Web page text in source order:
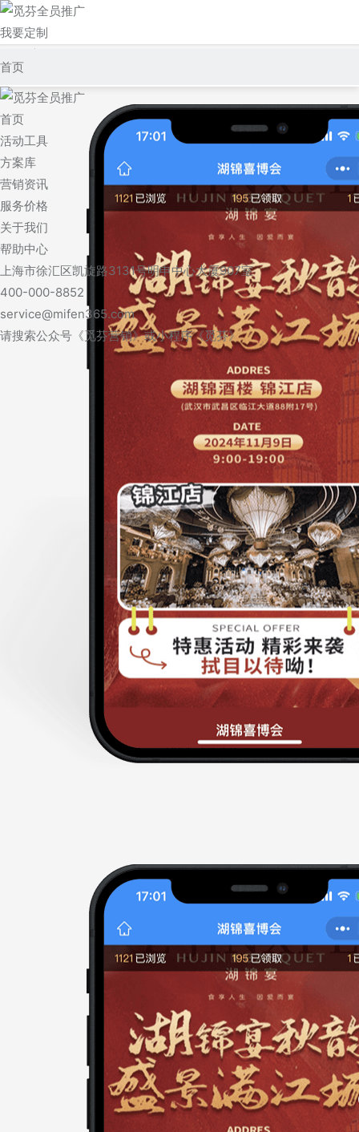
首页
活动工具
方案库
营销资讯
服务价格
关于我们
我要定制
登录/注册
首页
活动工具
方案库
营销资讯
服务价格
关于我们
帮助中心
上海市徐汇区凯旋路3131号明申中心大厦907室
400-000-8852
service@mifen365.com
请搜索公众号《觅芬营销》或小程序《觅芬》